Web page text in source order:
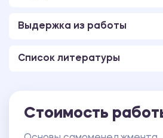
Выдержка из работы
Список литературы
Стоимость